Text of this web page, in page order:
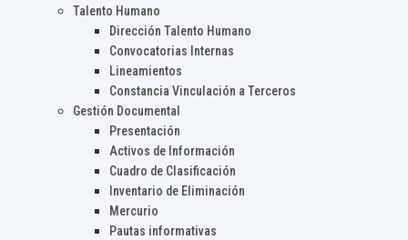
Talento Humano
Dirección Talento Humano
Convocatorias Internas
Lineamientos
Constancia Vinculación a Terceros
Gestión Documental
Presentación
Activos de Información
Cuadro de Clasificación
Inventario de Eliminación
Mercurio
Pautas informativas